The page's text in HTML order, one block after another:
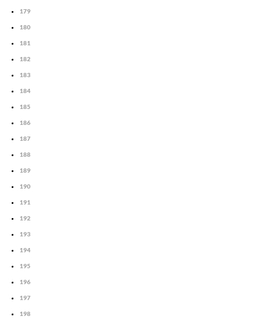
179
180
181
182
183
184
185
186
187
188
189
190
191
192
193
194
195
196
197
198